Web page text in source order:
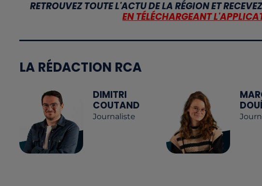
RETROUVEZ TOUTE L'ACTU DE LA RÉGION ET
EN TÉLÉCHARGEANT
LA RÉDACTION RCA
DIMITRI
COUTAND
Journaliste